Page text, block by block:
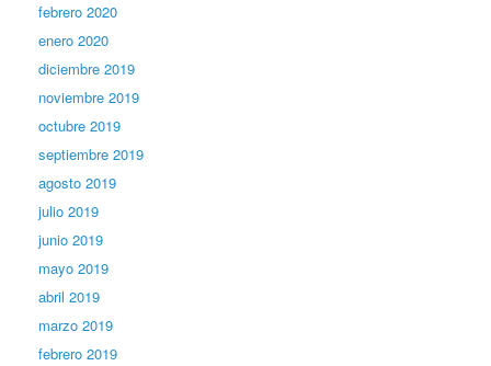
febrero 2020
enero 2020
diciembre 2019
noviembre 2019
octubre 2019
septiembre 2019
agosto 2019
julio 2019
junio 2019
mayo 2019
abril 2019
marzo 2019
febrero 2019